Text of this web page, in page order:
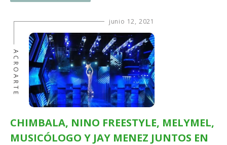
junio 12, 2021
ACROARTE
CHIMBALA, NINO FREESTYLE, MELYMEL,
MUSICÓLOGO Y JAY MENEZ JUNTOS EN